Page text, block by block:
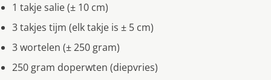
1 takje salie (± 10 cm)
3 takjes tijm (elk takje is ± 5 cm)
3 wortelen (± 250 gram)
250 gram doperwten (diepvries)